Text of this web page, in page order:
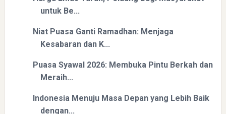
untuk Be...
Niat Puasa Ganti Ramadhan: Menjaga
Kesabaran dan K...
Puasa Syawal 2026: Membuka Pintu Berkah dan
Meraih...
Indonesia Menuju Masa Depan yang Lebih Baik
dengan...